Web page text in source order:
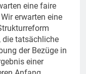
eine faire
erwarten eine
die tatsächliche
der Bezüge in
einer